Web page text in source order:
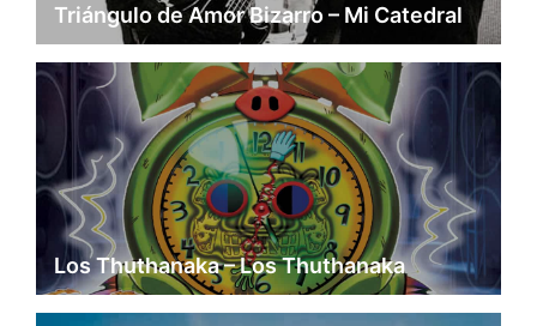
Triángulo de Amor Bizarro – Mi Catedral
Los Thuthanaka – Los Thuthanaka